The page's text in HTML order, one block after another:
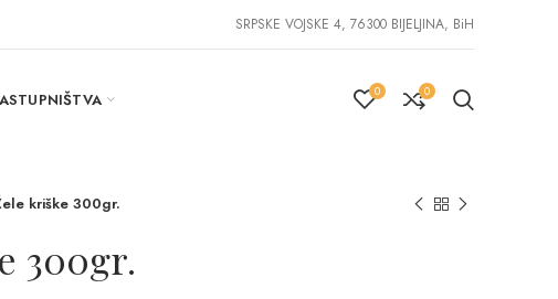
SRPSKE VOJSKE 4, 76300 BIJELJINA, BiH
0 0
kriške 300gr.
300gr.